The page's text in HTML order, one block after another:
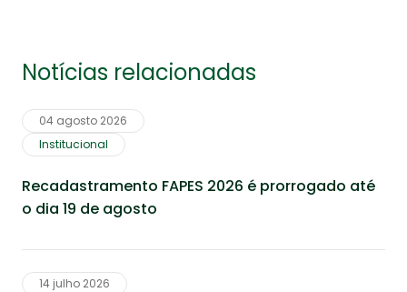
Notícias relacionadas
04 agosto 2026
Institucional
Recadastramento FAPES 2026 é prorrogado até
o dia 19 de agosto
14 julho 2026